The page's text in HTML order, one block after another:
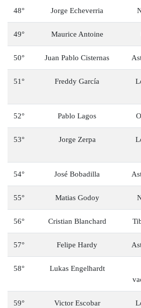
48° Jorge Echeverria
49° Maurice Antoine
50° Juan Pablo Cisternas
51° Freddy García
52° Pablo Lagos
53° Jorge Zerpa
54° José Bobadilla
55° Matias Godoy
56° Cristian Blanchard
57° Felipe Hardy
58° Lukas Engelhardt
59° Victor Escobar